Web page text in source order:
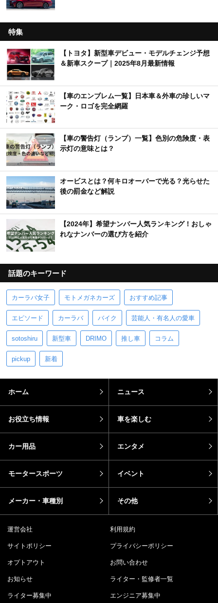
特集
【トヨタ】新型車デビュー・モデルチェンジ予想
＆新車スクープ｜2025年8月最新情報
【車のエンブレム一覧】日本車＆外車の珍しいマ
ーク・ロゴを完全網羅
【車の警告灯（ランプ）一覧】色別の危険度・表
示灯の意味とは？
オービスとは？何キロオーバーで光る？光らせた
後の罰金など解説
【2024年】希望ナンバー人気ランキング！おしゃ
れなナンバーの選び方を紹介
話題のキーワード
カーラバ女子 モトメガネカーズ おすすめ記事
エピソード カーラバ バイク 芸能人・有名人の愛車
sotoshiru 新型車 DRIMO 推し車 コラム
pickup 新着
ホーム ニュース
お役立ち情報 車を楽しむ
カー用品 エンタメ
モータースポーツ イベント
メーカー・車種別 その他
運営会社 利用規約
サイトポリシー プライバシーポリシー
オプトアウト お問い合わせ
お知らせ ライター・監修者一覧
ライター募集中 エンジニア募集中